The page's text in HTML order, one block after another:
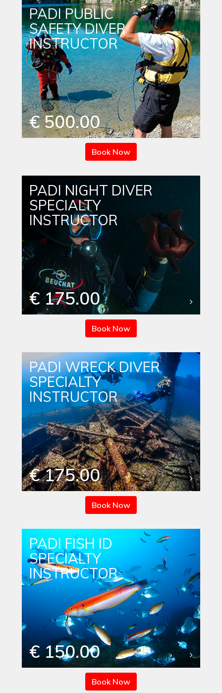
PADI PUBLIC
SAFETY DIVER
INSTRUCTOR
€ 500.00
Book Now
PADI NIGHT DIVER
SPECIALTY
INSTRUCTOR
€ 175.00
Book Now
PADI WRECK DIVER
SPECIALTY
INSTRUCTOR
€ 175.00
Book Now
PADI FISH ID
SPECIALTY
INSTRUCTOR
€ 150.00
Book Now